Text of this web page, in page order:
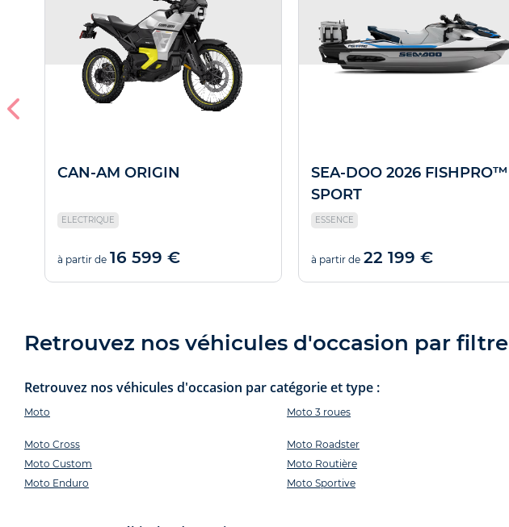
CAN-AM ORIGIN
ELECTRIQUE
à partir de 16 599 €
SEA-DOO 2026 FISHPRO™
SPORT
ESSENCE
à partir de 22 199 €
Retrouvez nos véhicules d'occasion par filtre
Retrouvez nos véhicules d'occasion par catégorie et type :
Moto Moto 3 roues
Moto Cross
Moto Custom
Moto Enduro
Moto Roadster
Moto Routière
Moto Sportive